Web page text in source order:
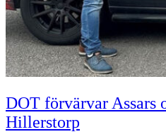
DOT förvärvar Assars
Hillerstorp